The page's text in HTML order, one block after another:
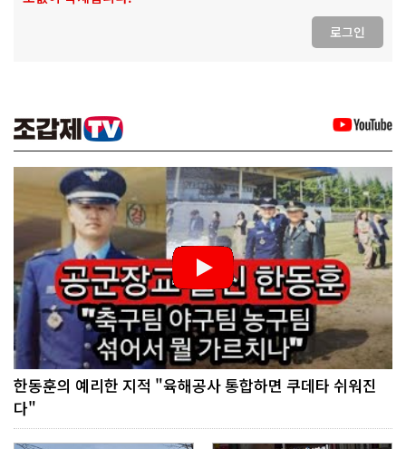
로그인
한동훈의 예리한 지적 "육해공사 통합하면 쿠데타 쉬워진
다"